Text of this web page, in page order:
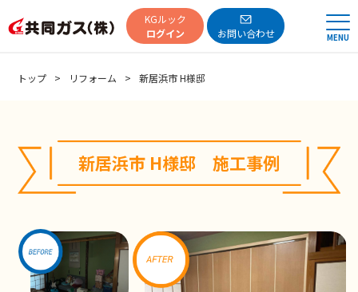
共同ガスKGルック
ログイン
お問い合わせ MENU
トップ リフォーム 新居浜市 H様邸
新居浜市 H様邸 施工事例